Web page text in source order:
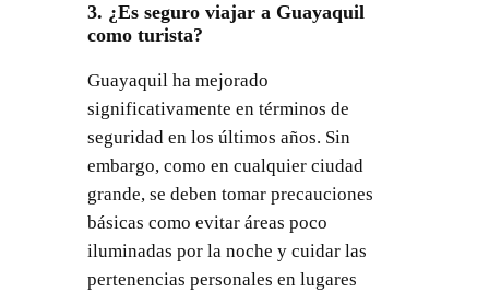
3. ¿Es seguro viajar a Guayaquil
como turista?
Guayaquil ha mejorado
significativamente en términos de
seguridad en los últimos años. Sin
embargo, como en cualquier ciudad
grande, se deben tomar precauciones
básicas como evitar áreas poco
iluminadas por la noche y cuidar las
pertenencias personales en lugares